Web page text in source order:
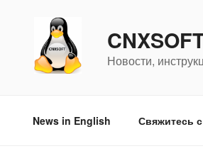
содержимому
Новости,
News in English Свяжитесь